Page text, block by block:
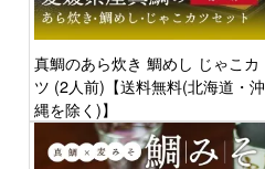
真鯛のあら炊き 鯛めし じゃこカ
ツ (2人前)【送料無料(北海道・沖
縄を除く)】